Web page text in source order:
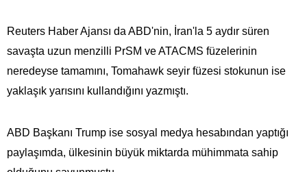
Reuters Haber Ajansı da ABD'nin, İran'la 5 aydır süren
savaşta uzun menzilli PrSM ve ATACMS füzelerinin
neredeyse tamamını, Tomahawk seyir füzesi stokunun ise
yaklaşık yarısını kullandığını yazmıştı.
ABD Başkanı Trump ise sosyal medya hesabından yaptığı
paylaşımda, ülkesinin büyük miktarda mühimmata​​​​​​​ sahip